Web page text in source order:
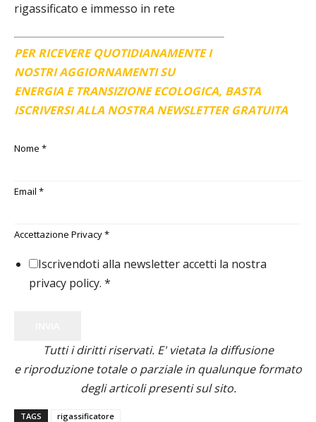
rigassificato e immesso in rete
PER RICEVERE QUOTIDIANAMENTE I
NOSTRI AGGIORNAMENTI SU
ENERGIA E TRANSIZIONE ECOLOGICA, BASTA
ISCRIVERSI ALLA NOSTRA NEWSLETTER GRATUITA
Nome *
Email *
Accettazione Privacy*
Iscrivendoti alla newsletter accetti la nostra
privacy policy. *
Tutti i diritti riservati. E' vietata la diffusione
e riproduzione totale o parziale in qualunque formato
degli articoli presenti sul sito.
TAGS rigassificatore